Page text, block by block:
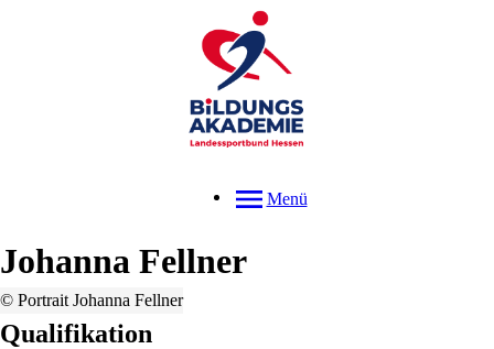
Menü
Johanna Fellner
© Portrait Johanna Fellner
Qualifikation